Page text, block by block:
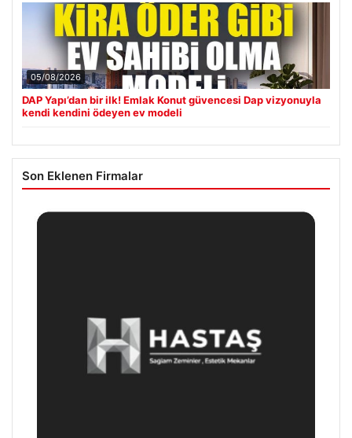
05/08/2026
DAP Yapı’dan bir ilk! Emlak Konut güvencesi Dap vizyonuyla
kendi kendini ödeyen ev modeli
Son Eklenen Firmalar